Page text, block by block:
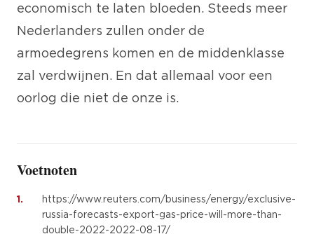
economisch te laten bloeden. Steeds meer
Nederlanders zullen onder de
armoedegrens komen en de middenklasse
zal verdwijnen. En dat allemaal voor een
oorlog die niet de onze is.
Voetnoten
1.
https://www.reuters.com/business/energy/exclusive-
russia-forecasts-export-gas-price-will-more-than-
double-2022-2022-08-17/